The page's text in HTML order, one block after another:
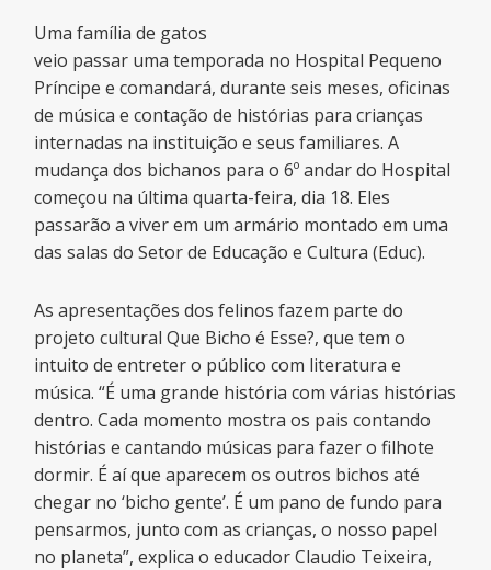
Uma família de gatos
veio passar uma temporada no Hospital Pequeno
Príncipe e comandará, durante seis meses, oficinas
de música e contação de histórias para crianças
internadas na instituição e seus familiares. A
mudança dos bichanos para o 6º andar do Hospital
começou na última quarta-feira, dia 18. Eles
passarão a viver em um armário montado em uma
das salas do Setor de Educação e Cultura (Educ).
As apresentações dos felinos fazem parte do
projeto cultural Que Bicho é Esse?, que tem o
intuito de entreter o público com literatura e
música. “É uma grande história com várias histórias
dentro. Cada momento mostra os pais contando
histórias e cantando músicas para fazer o filhote
dormir. É aí que aparecem os outros bichos até
chegar no ‘bicho gente’. É um pano de fundo para
pensarmos, junto com as crianças, o nosso papel
no planeta”, explica o educador Claudio Teixeira,